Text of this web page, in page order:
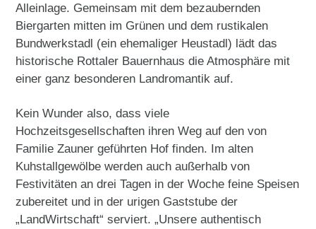
Alleinlage. Gemeinsam mit dem bezaubernden
Biergarten mitten im Grünen und dem rustikalen
Bundwerkstadl (ein ehemaliger Heustadl) lädt das
historische Rottaler Bauernhaus die Atmosphäre mit
einer ganz besonderen Landromantik auf.
Kein Wunder also, dass viele
Hochzeitsgesellschaften ihren Weg auf den von
Familie Zauner geführten Hof finden. Im alten
Kuhstallgewölbe werden auch außerhalb von
Festivitäten an drei Tagen in der Woche feine Speisen
zubereitet und in der urigen Gaststube der
„LandWirtschaft“ serviert. „Unsere authentisch